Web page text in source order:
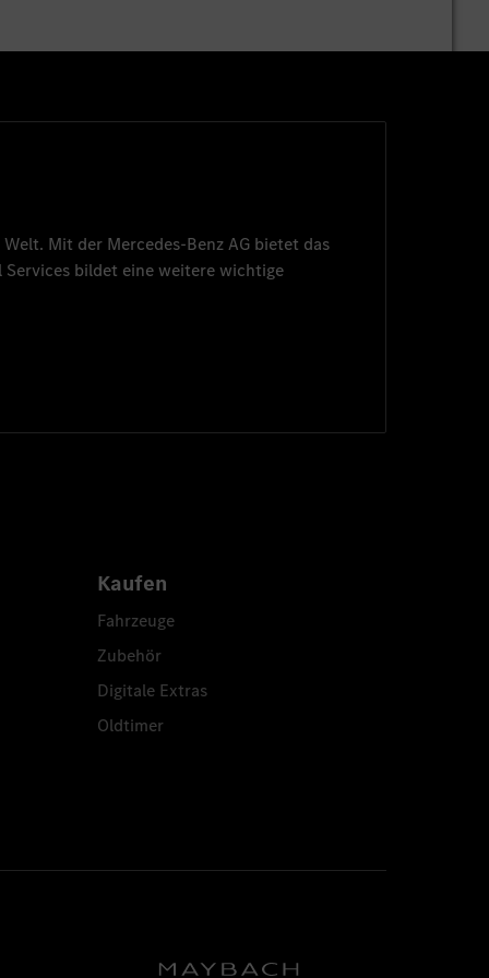
Mit der Mercedes-Benz AG bietet das
Services bildet eine weitere wichtige
Kaufen
Fahrzeuge
Zubehör
Digitale Extras
Oldtimer